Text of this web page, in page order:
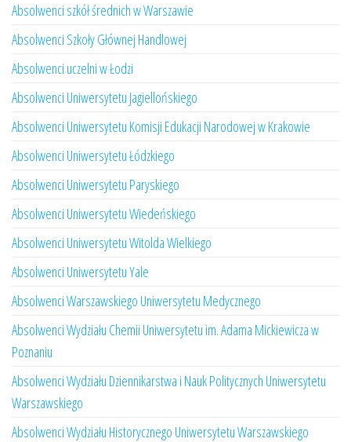
Absolwenci szkół średnich w Warszawie
Absolwenci Szkoły Głównej Handlowej
Absolwenci uczelni w Łodzi
Absolwenci Uniwersytetu Jagiellońskiego
Absolwenci Uniwersytetu Komisji Edukacji Narodowej w Krakowie
Absolwenci Uniwersytetu Łódzkiego
Absolwenci Uniwersytetu Paryskiego
Absolwenci Uniwersytetu Wiedeńskiego
Absolwenci Uniwersytetu Witolda Wielkiego
Absolwenci Uniwersytetu Yale
Absolwenci Warszawskiego Uniwersytetu Medycznego
Absolwenci Wydziału Chemii Uniwersytetu im. Adama Mickiewicza w
Poznaniu
Absolwenci Wydziału Dziennikarstwa i Nauk Politycznych Uniwersytetu
Warszawskiego
Absolwenci Wydziału Historycznego Uniwersytetu Warszawskiego